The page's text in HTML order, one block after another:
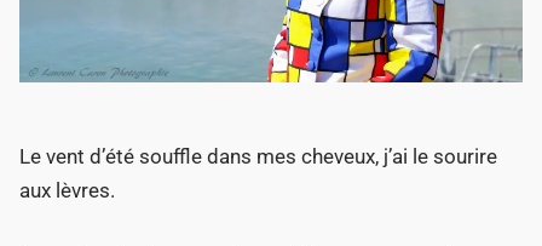
Le vent d’été souffle dans mes cheveux, j’ai le sourire
aux lèvres.